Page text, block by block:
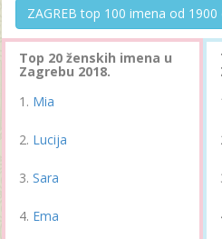
ZAGREB top 100 imena od 1900
Top 20 ženskih imena u
Zagrebu 2018.
Mia
Lucija
Sara
Ema